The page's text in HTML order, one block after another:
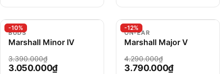
-10%
BUDS
Marshall Minor IV
3.050.000₫
3.390.000₫
-12%
ON-EAR
Marshall Major V
3.790.000₫
4.290.000₫